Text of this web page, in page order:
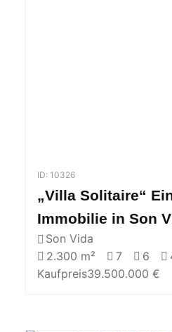
ID: 10326
„Villa Solitaire“
Immobilie in Son
Son Vida
2.300 m²
7 6
Kaufpreis39.500.000 €